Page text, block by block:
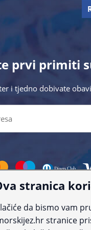
prvi primiti
i tjedno dobivate
kontaktirajte nas putem
© Morski jež
stranica
da bismo vam
stranice